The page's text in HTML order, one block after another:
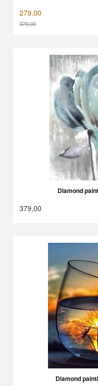
279,00
379,00
Diamond
379,00
Diamond